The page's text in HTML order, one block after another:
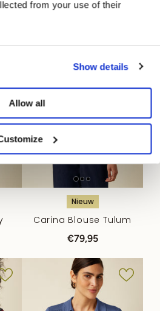
from your use of their
Show details
Allow all
Nieuw
Carina Blouse Tulum
€79,95